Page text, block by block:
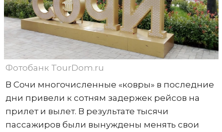
Фотобанк TourDom.ru
В Сочи многочисленные «ковры» в последние
дни привели к сотням задержек рейсов на
прилет и вылет. В результате тысячи
пассажиров были вынуждены менять свои